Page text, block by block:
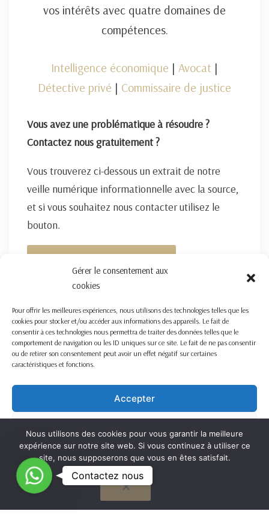
Gérer le consentement aux
cookies
Pour offrir les meilleures expériences, nous utilisons des technologies telles que les
cookies pour stocker et/ou accéder aux informations des appareils. Le fait de
consentir à ces technologies nous permettra de traiter des données telles que le
comportement de navigation ou les ID uniques sur ce site. Le fait de ne pas consentir
ou de retirer son consentement peut avoir un effet négatif sur certaines
caractéristiques et fonctions.
Accepter
Voir les préférences
Cookie Policy
vos intérêts avec quatre domaines de
compétences.
Intelligence économique | Avocat |
Détective privé | Commissaire de justice
Vous avez une problématique à résoudre ?
Contactez nous gratuitement ?
Vous trouverez ci-dessous un extrait de notre
veille numérique informationnelle avec la source,
et si vous souhaitez nous contacter utilisez le
bouton.
Nous utilisons des cookies pour vous garantir la meilleure
expérience sur notre site web. Si vous continuez à utiliser ce
site, nous supposerons que vous en êtes satisfait.
OK
C
o
n
Contactez nous